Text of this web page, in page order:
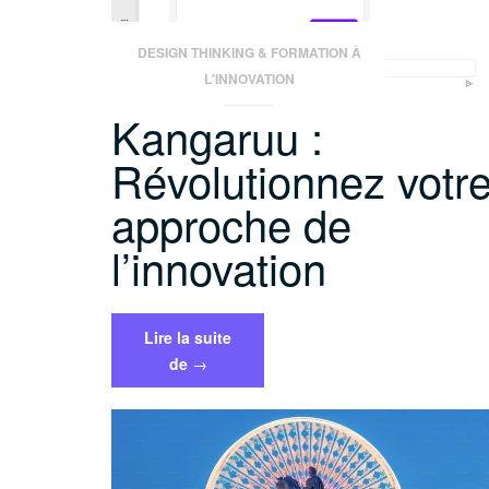
DESIGN THINKING & FORMATION À
L'INNOVATION
Kangaruu :
Révolutionnez
approche de
l’innovation
Lire la suite
de « Kangaruu
:
Révolutionnez
approche
→